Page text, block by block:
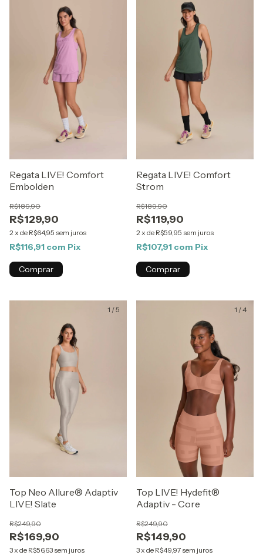
Regata LIVE! Comfort
Embolden
R$129,90
R$189,90
2 x de R$64,95 sem juros
R$116,91 com Pix
Comprar
Regata LIVE! Comfort
Strom
R$119,90
R$189,90
2 x de R$59,95 sem juros
R$107,91 com Pix
Comprar
1 /5
Top Neo Allure® Adaptiv
LIVE! Slate
R$169,90
R$249,90
3x de R$56,63 sem juros
1 /4
Top LIVE! Hydefit®
Adaptiv - Core
R$149,90
R$249,90
3x de R$49,97 sem juros